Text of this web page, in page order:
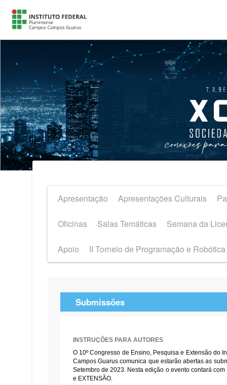
Apresentação Apresentações Culturais
Oficinas Salas Temáticas Semana da
Apoio II Torneio de Programação e Robótica
Submissões
INSTRUÇÕES PARA AUTORES
O 10º Congresso de Ensino, Pesquisa e Extensão do
Campos Guarus comunica que estarão abertas as
Setembro de 2023. Nesta edição o evento contará
e EXTENSÃO.